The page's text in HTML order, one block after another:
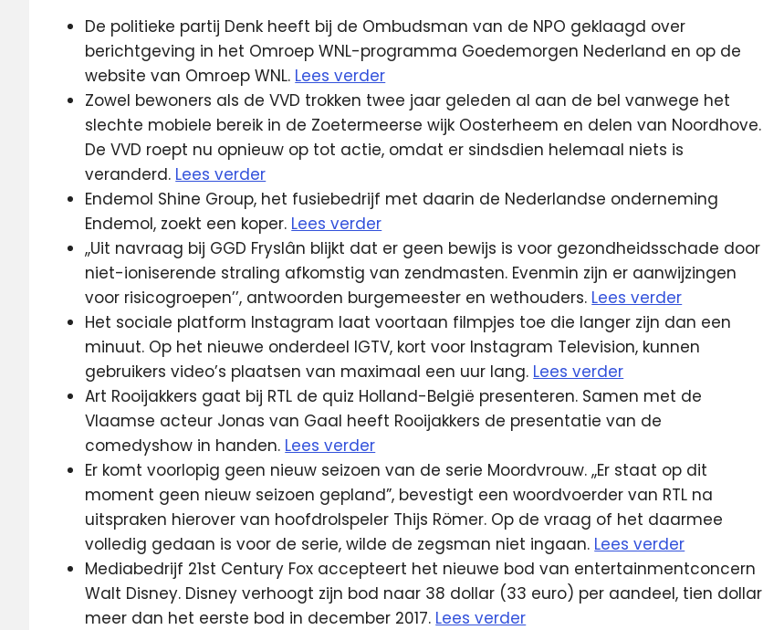
De politieke partij Denk heeft bij de Ombudsman van de NPO geklaagd over
berichtgeving in het Omroep WNL-programma Goedemorgen Nederland en op de
website van Omroep WNL. Lees verder
Zowel bewoners als de VVD trokken twee jaar geleden al aan de bel vanwege het
slechte mobiele bereik in de Zoetermeerse wijk Oosterheem en delen van Noordhove.
De VVD roept nu opnieuw op tot actie, omdat er sindsdien helemaal niets is
veranderd. Lees verder
Endemol Shine Group, het fusiebedrijf met daarin de Nederlandse onderneming
Endemol, zoekt een koper. Lees verder
,,Uit navraag bij GGD Fryslân blijkt dat er geen bewijs is voor gezondheidsschade door
niet-ioniserende straling afkomstig van zendmasten. Evenmin zijn er aanwijzingen
voor risicogroepen’’, antwoorden burgemeester en wethouders. Lees verder
Het sociale platform Instagram laat voortaan filmpjes toe die langer zijn dan een
minuut. Op het nieuwe onderdeel IGTV, kort voor Instagram Television, kunnen
gebruikers video’s plaatsen van maximaal een uur lang. Lees verder
Art Rooijakkers gaat bij RTL de quiz Holland-België presenteren. Samen met de
Vlaamse acteur Jonas van Gaal heeft Rooijakkers de presentatie van de
comedyshow in handen. Lees verder
Er komt voorlopig geen nieuw seizoen van de serie Moordvrouw. ,,Er staat op dit
moment geen nieuw seizoen gepland”, bevestigt een woordvoerder van RTL na
uitspraken hierover van hoofdrolspeler Thijs Römer. Op de vraag of het daarmee
volledig gedaan is voor de serie, wilde de zegsman niet ingaan. Lees verder
Mediabedrijf 21st Century Fox accepteert het nieuwe bod van entertainmentconcern
Walt Disney. Disney verhoogt zijn bod naar 38 dollar (33 euro) per aandeel, tien dollar
meer dan het eerste bod in december 2017. Lees verder